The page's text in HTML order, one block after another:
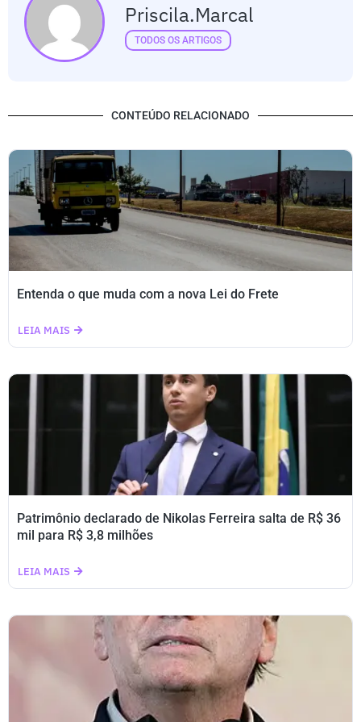
Priscila.marcal
TODOS OS ARTIGOS
CONTEÚDO RELACIONADO
Entenda o que muda com a nova Lei do Frete
LEIA MAIS
Patrimônio declarado de Nikolas Ferreira salta de R$ 36
mil para R$ 3,8 milhões
LEIA MAIS